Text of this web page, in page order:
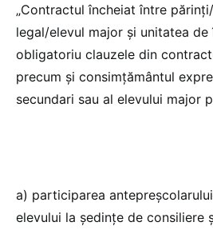
„Contractul încheiat între
legal/elevul major și unitatea
obligatoriu clauzele din
precum și consimțământul
secundari sau al elevului major
a) participarea
elevului la ședințe de consiliere